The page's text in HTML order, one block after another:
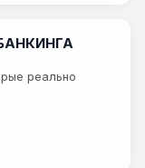
реально